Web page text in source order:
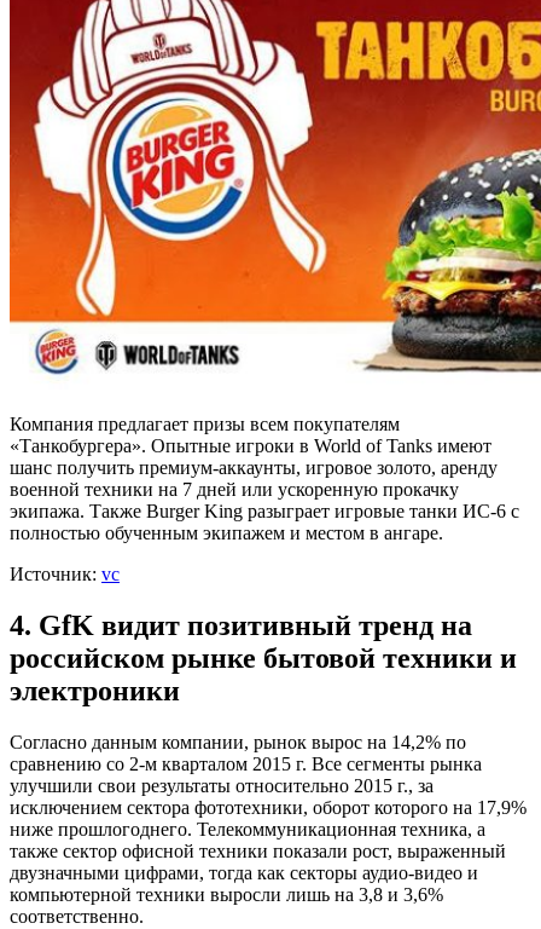
Компания предлагает призы всем покупателям
«Танкобургера». Опытные игроки в World of Tanks имеют
шанс получить премиум-аккаунты, игровое золото, аренду
военной техники на 7 дней или ускоренную прокачку
экипажа. Также Burger King разыграет игровые танки ИС-6 с
полностью обученным экипажем и местом в ангаре.
Источник: vc
4. GfK видит позитивный тренд на
российском рынке бытовой техники и
электроники
Согласно данным компании, рынок вырос на 14,2% по
сравнению со 2-м кварталом 2015 г. Все сегменты рынка
улучшили свои результаты относительно 2015 г., за
исключением сектора фототехники, оборот которого на 17,9%
ниже прошлогоднего. Телекоммуникационная техника, а
также сектор офисной техники показали рост, выраженный
двузначными цифрами, тогда как секторы аудио-видео и
компьютерной техники выросли лишь на 3,8 и 3,6%
соответственно.